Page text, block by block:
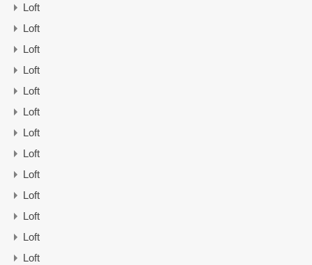
Loft
Loft
Loft
Loft
Loft
Loft
Loft
Loft
Loft
Loft
Loft
Loft
Loft